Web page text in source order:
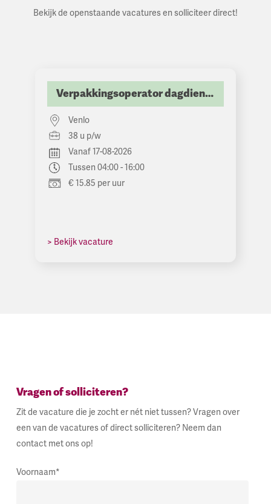
Bekijk de openstaande vacatures en solliciteer direct!
Verpakkingsoperator dagdienst
Venlo
38 u p/w
Vanaf 17-08-2026
Tussen 04:00 - 16:00
€ 15.85 per uur
> Bekijk vacature
Vragen of solliciteren?
Zit de vacature die je zocht er nét niet tussen? Vragen over
een van de vacatures of direct solliciteren? Neem dan
contact met ons op!
Voornaam*